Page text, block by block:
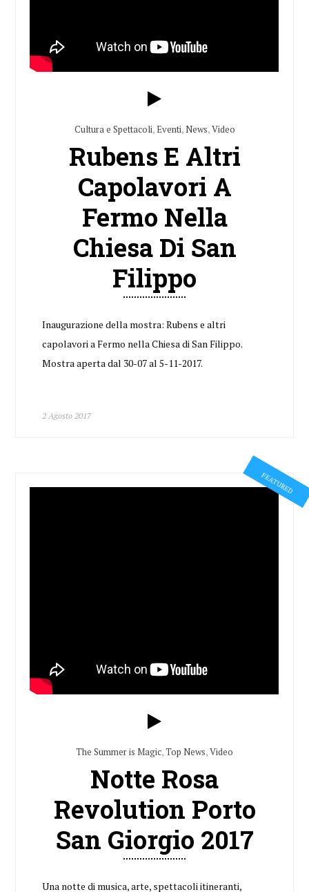
Cultura e Spettacoli,Eventi,News,Video
Rubens E Altri
Capolavori A
Fermo Nella
Chiesa Di San
Filippo
Inaugurazione della mostra: Rubens e altri
capolavori a Fermo nella Chiesa di San Filippo.
Mostra aperta dal 30-07 al 5-11-2017.
2 Agosto 2017
FEATURED
The Summer is Magic,Top News,Video
Notte Rosa
Revolution Porto
San Giorgio 2017
Una notte di musica, arte, spettacoli itineranti,